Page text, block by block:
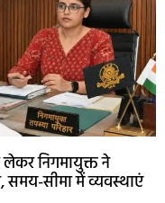
लेकर निगमायुक्त ने
समय-सीमा में व्यवस्थाएं